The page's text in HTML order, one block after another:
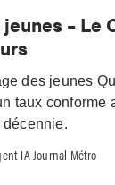
– Le
des jeunes
taux conforme
décennie.
IA Journal Métro